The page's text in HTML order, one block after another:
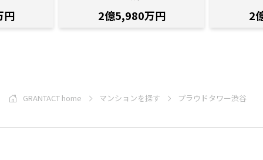
円 2億5,980万円 2
GRANTACT home マンションを探す プラウドタワー渋谷